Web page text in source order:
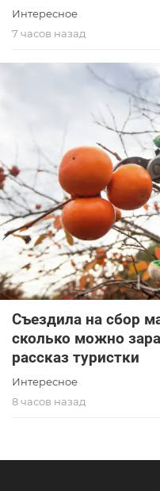
Интересное
7 часов назад
Съездила на сбор
сколько можно
рассказ туристки
Интересное
8 часов назад